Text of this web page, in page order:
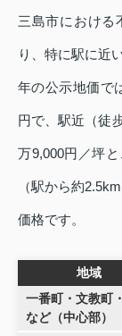
三島市における
り、特に駅に近
年の公示地価で
円で、駅近（徒
万9,000円／坪
（駅から約
価格です。
地域
一番町・文教町
など（中心部）